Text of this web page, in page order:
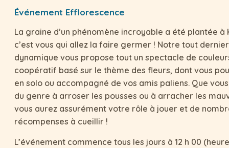
Événement Efflorescence
La graine d’un phénomène incroyable a été plantée à
c’est vous qui allez la faire germer ! Notre tout
dynamique vous propose tout un spectacle de
coopératif basé sur le thème des fleurs, dont vous
en solo ou accompagné de vos amis paliens. Que
du genre à arroser les pousses ou à arracher les
vous aurez assurément votre rôle à jouer et de
récompenses à cueillir !
L’événement commence tous les jours à 12 h 00